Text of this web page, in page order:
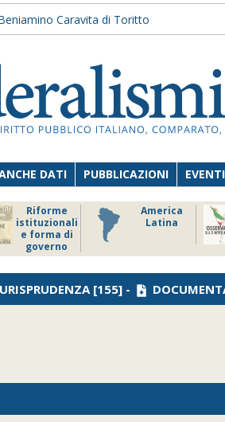
Caravita di Toritto
DATI PUBBLICAZIONI EVENTI
Riforme
istituzionali
e forma di
governo
America
Latina
[155] -